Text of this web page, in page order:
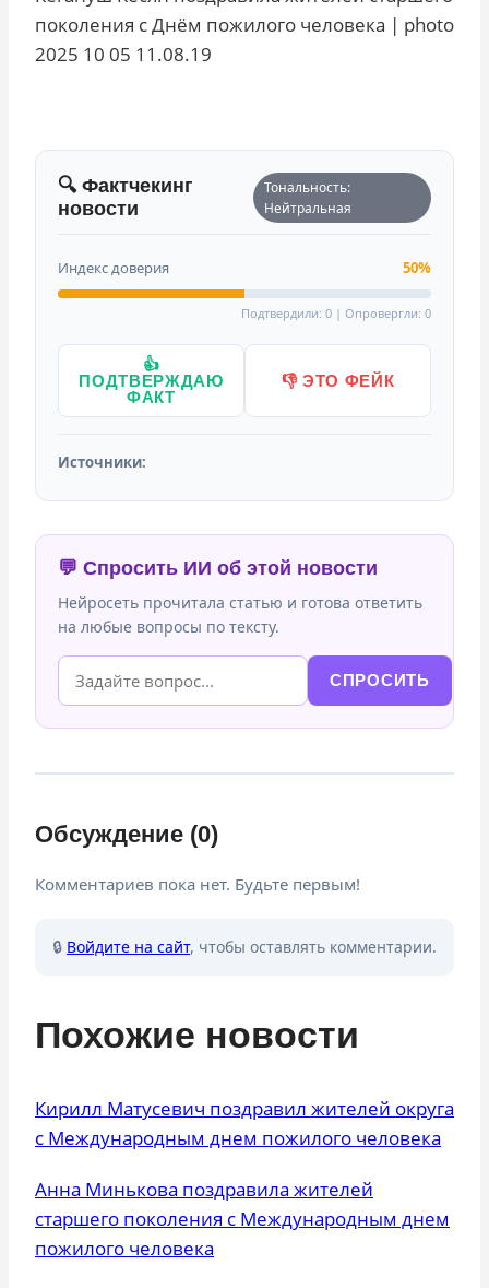
🔍 Фактчекинг
новости
Тональность:
Нейтральная
Индекс доверия 50%
Подтвердили: 0 | Опровергли: 0
👍
ПОДТВЕРЖДАЮ
ФАКТ
👎 ЭТО ФЕЙК
Источники:
💬 Спросить ИИ об этой новости
Нейросеть прочитала статью и готова ответить
на любые вопросы по тексту.
СПРОСИТЬ
Обсуждение (0)
Комментариев пока нет. Будьте первым!
🔒 Войдите на сайт, чтобы оставлять комментарии.
Похожие новости
Кирилл Матусевич поздравил жителей округа
с Международным днем пожилого человека
Анна Минькова поздравила жителей
старшего поколения с Международным днем
пожилого человека